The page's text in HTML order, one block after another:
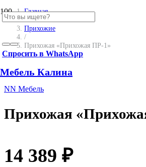
Спросить в WhatsApp
Мебель Калина
Главная
/
Прихожие
/
Прихожая «Прихожая ПР-1»
NN Мебель
Прихожая
14 389 ₽